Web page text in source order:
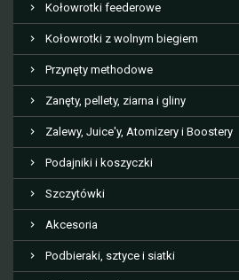
Kołowrotki feederowe
Kołowrotki z wolnym biegiem
Przynęty methodowe
Zanęty, pellety, ziarna i gliny
Zalewy, Juice'y, Atomizery i Boostery
Podajniki i koszyczki
Szczytówki
Akcesoria
Podbieraki, sztyce i siatki